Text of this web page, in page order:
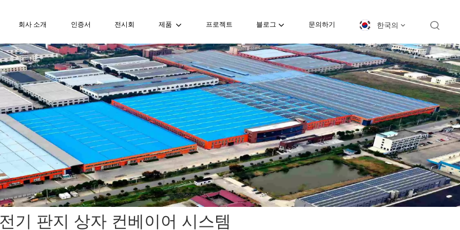
회사 소개 인증서 전시회 제품 프로젝트 블로그 문의하기 한국의
English
español
日本語
한국의
Deutsch
français
العربية
기 판지 상자 컨베이어 시스템